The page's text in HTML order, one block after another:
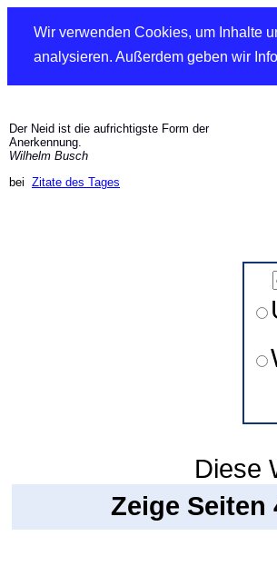
Wir verwenden Cookies, um Inhalte
analysieren. Außerdem geben wir
Der Neid ist die aufrichtigste Form der
Anerkennung.
Wilhelm Busch
bei Zitate des Tages
Diese
Zeige Seiten